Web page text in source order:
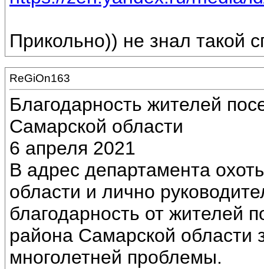
Прикольно)) не знал такой
ReGiOn163
Благодарность жителей
Самарской области
6 апреля 2021
В адрес департамента
области и лично
благодарность от жителей
района Самарской
многолетней проблемы.